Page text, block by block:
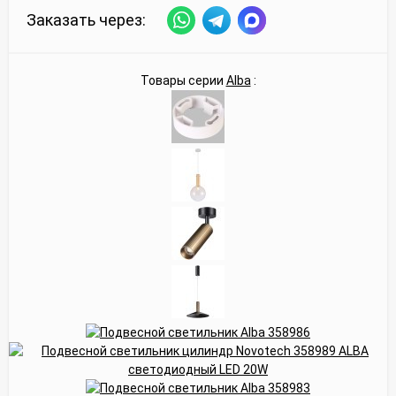
Заказать через:
Товары серии Alba :